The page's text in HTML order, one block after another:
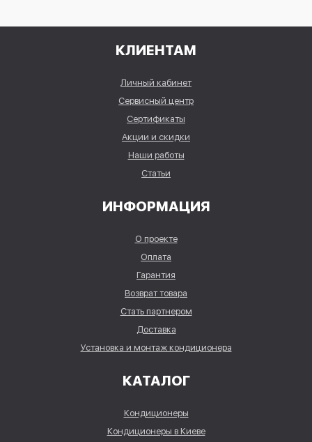
КЛИЕНТАМ
Личный кабинет
Сервисный центр
Сертификаты
Акции и скидки
Наши работы
Статьи
ИНФОРМАЦИЯ
О проекте
Оплата
Гарантия
Возврат товара
Стать партнером
Доставка
Установка и монтаж кондиционера
КАТАЛОГ
Кондиционеры
Кондиционеры в Киеве